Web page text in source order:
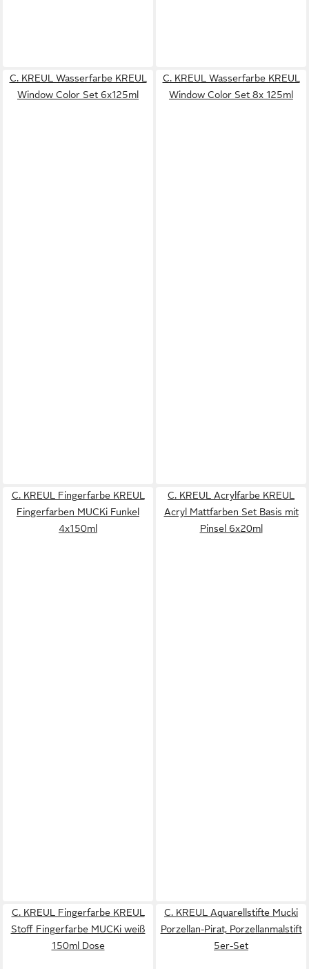
C. KREUL Wasserfarbe KREUL
Window Color Set 6x125ml
C. KREUL Wasserfarbe KREUL
Window Color Set 8x 125ml
C. KREUL Fingerfarbe KREUL
Fingerfarben MUCKi Funkel
4x150ml
C. KREUL Acrylfarbe KREUL
Acryl Mattfarben Set Basis mit
Pinsel 6x20ml
C. KREUL Fingerfarbe KREUL
Stoff Fingerfarbe MUCKi weiß
150ml Dose
C. KREUL Aquarellstifte Mucki
Porzellan-Pirat, Porzellanmalstift
5er-Set